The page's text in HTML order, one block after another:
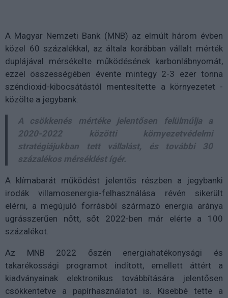
A Magyar Nemzeti Bank (MNB) az elmúlt három évben
közel 60 százalékkal, az általa korábban vállalt mérték
duplájával mérsékelte működésének karbonlábnyomát,
ezzel összességében évente mintegy 2-3 ezer tonna
széndioxid-kibocsátástól mentesítette a környezetet -
közölte a jegybank.
A csökkenés mértéke jelentősen felülmúlja a
2020-2022 közötti környezetvédelmi
stratégiájukban tett vállalást, és további 30
százalékos mérséklést ígér.
A klímabarát működést jelentős részben a jegybanki
irodák villamosenergia-felhasználása révén sikerült
elérni, a megújuló forrásból származó energia aránya
ugrásszerűen nőtt, sőt 2022-ben már elérte a 100
százalékot.
Az MNB 2022 őszén energiahatékonysági és
takarékossági programot indított, emellett áttért a
kiadványainak elektronikus továbbítására jelentősen
csökkentetve a papírhasználatot is. Kisebbé tette a